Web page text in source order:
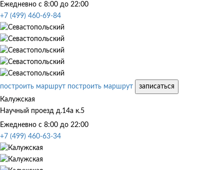
Ежедневно с 8:00 до 22:00
+7 (499) 460-69-84
построить маршрут построить маршрут
записаться
Калужская
Научный проезд д.14а к.5
Ежедневно с 8:00 до 22:00
+7 (499) 460-63-34